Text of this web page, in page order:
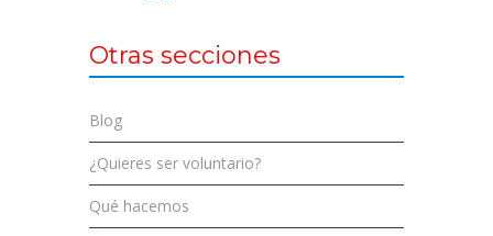
Otras secciones
Blog
¿Quieres ser voluntario?
Qué hacemos